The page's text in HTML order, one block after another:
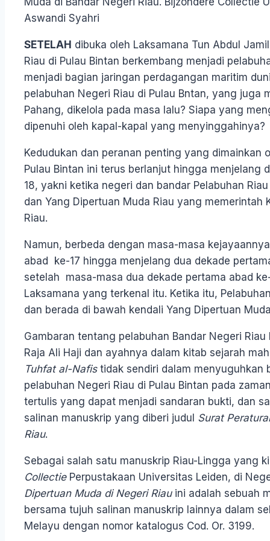
Aswandi Syahri
SETELAH dibuka oleh Laksamana Tun Abdul
Riau di Pulau Bintan berkembang menjadi
menjadi bagian jaringan perdagangan maritim
pelabuhan Negeri Riau di Pulau Bntan, yang juga
Pahang, dikelola pada masa lalu? Siapa yang
dipenuhi oleh kapal-kapal yang menyinggahinya?
Kedudukan dan peranan penting yang dimainkan
Pulau Bintan ini terus berlanjut hingga menjelang
18, yakni ketika negeri dan bandar Pelabuhan
dan Yang Dipertuan Muda Riau yang memerintah
Riau.
Namun, berbeda dengan masa-masa
abad ke-17 hingga menjelang dua dekade
setelah masa-masa dua dekade pertama abad
Laksamana yang terkenal itu. Ketika itu,
dan berada di bawah kendali Yang Dipertuan
Gambaran tentang pelabuhan Bandar Negeri
Raja Ali Haji dan ayahnya dalam kitab sejarah
Tuhfat al-Nafistidak sendiri dalam menyuguhkan
pelabuhan Negeri Riau di Pulau Bintan pada
tertulis yang dapat menjadi sandaran bukti, dan
salinan manuskrip yang diberi judul Surat
Riau.
Sebagai salah satu manuskrip Riau-Lingga yang
CollectiePerpustakaan Universitas Leiden, di
Dipertuan Muda di Negeri Riauini adalah sebuah
bersama tujuh salinan manuskrip lainnya dalam
Melayu dengan nomor katalogus Cod. Or. 3199.